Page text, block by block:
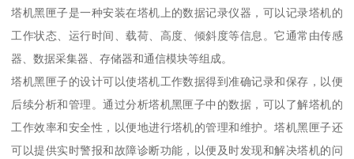
塔机黑匣子是一种安装在塔机上的数据记录仪器，可以记录塔机的
工作状态、运行时间、载荷、高度、倾斜度等信息。它通常由传感
器、数据采集器、存储器和通信模块等组成。
塔机黑匣子的设计可以使塔机工作数据得到准确记录和保存，以便
后续分析和管理。通过分析塔机黑匣子中的数据，可以了解塔机的
工作效率和安全性，以便地进行塔机的管理和维护。塔机黑匣子还
可以提供实时警报和故障诊断功能，以便及时发现和解决塔机的问